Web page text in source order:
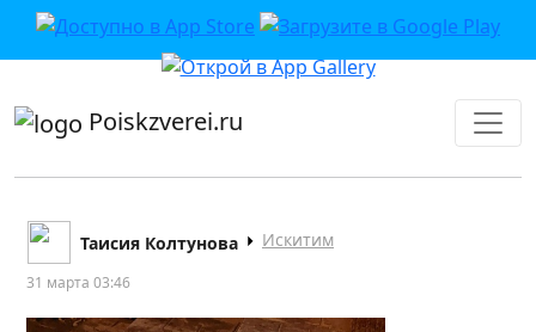
приложении или в VK">
Poiskzverei.ru
Таисия Колтунова Искитим
31 марта 03:46